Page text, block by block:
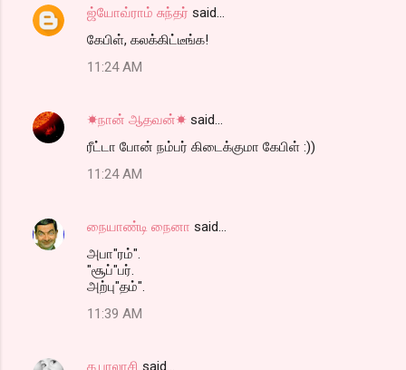
ஜ்யோவ்ராம் சுந்தர் said…
கேபிள், கலக்கிட்டீங்க!
11:24 AM
☀நான் ஆதவன்☀ said…
ரீட்டா போன் நம்பர் கிடைக்குமா கேபிள் :))
11:24 AM
நையாண்டி நைனா said…
அபா"ரம்".
"சூப்"பர்.
அற்பு"தம்".
11:39 AM
க.பாலாசி said…